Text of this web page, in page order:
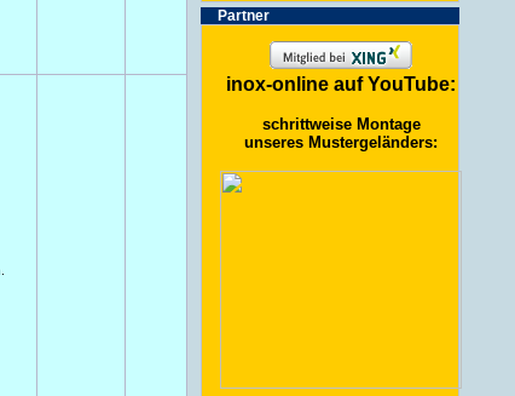
Partner
inox-online auf YouTube:
schrittweise Montage
unseres Mustergeländers: